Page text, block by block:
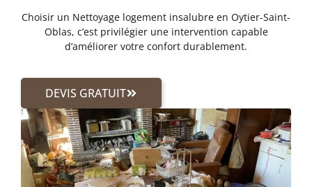
Choisir un Nettoyage logement insalubre en Oytier-Saint-
Oblas, c’est privilégier une intervention capable
d’améliorer votre confort durablement.
DEVIS GRATUIT